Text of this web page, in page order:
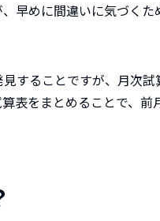
早めに間違いに気づく
することですが、月次
表をまとめることで、前